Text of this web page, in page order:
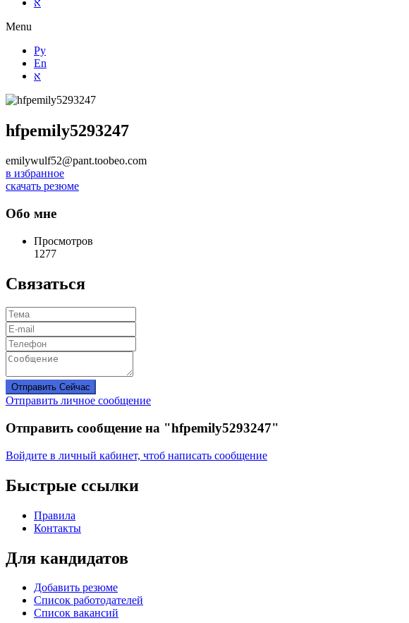
א
Menu
Ру
En
א
hfpemily5293247
emilywulf52@pant.toobeo.com
в избранное
скачать резюме
Обо мне
Просмотров
1277
Связаться
Отправить Сейчас
Отправить личное сообщение
Отправить сообщение на "hfpemily5293247"
Войдите в личный кабинет, чтоб написать сообщение
Быстрые ссылки
Правила
Контакты
Для кандидатов
Добавить резюме
Список работодателей
Список вакансий